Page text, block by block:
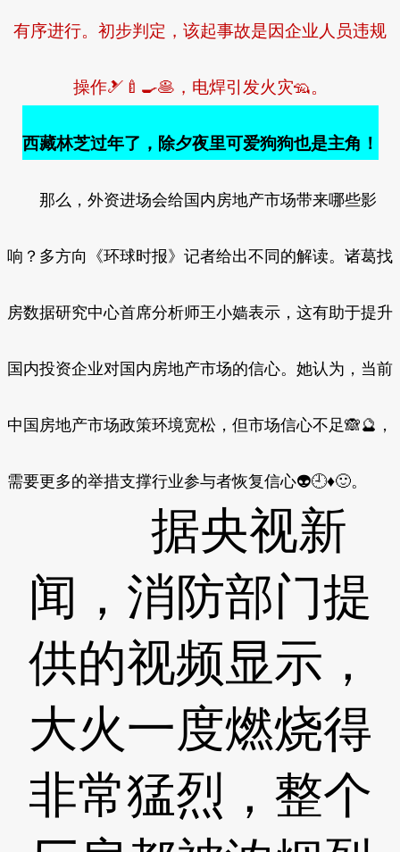
有序进行。初步判定，该起事故是因企业人员违规
操作🎿🍼🍳🥞，电焊引发火灾🦡。
西藏林芝过年了，除夕夜里可爱狗狗也是主角！
那么，外资进场会给国内房地产市场带来哪些影
响？多方向《环球时报》记者给出不同的解读。诸葛找
房数据研究中心首席分析师王小嫱表示，这有助于提升
国内投资企业对国内房地产市场的信心。她认为，当前
中国房地产市场政策环境宽松，但市场信心不足🙈🔮，
需要更多的举措支撑行业参与者恢复信心👽🕘♦🙂。
据央视新
闻，消防部门提
供的视频显示，
大火一度燃烧得
非常猛烈，整个